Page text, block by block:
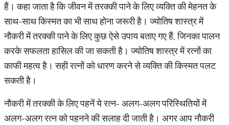
हैं। कहा जाता है कि जीवन में तरक्की पाने के लिए व्यक्ति की मेहनत के
साथ-साथ किस्मत का भी साथ होना जरूरी है। ज्योतिष शास्त्र में
नौकरी में तरक्की पाने के लिए कुछ ऐसे उपाय बताए गए हैं, जिनका पालन
करके सफलता हासिल की जा सकती है। ज्योतिष शास्त्र में रत्नों का
काफी महत्व है। सही रत्नों को धारण करने से व्यक्ति की किस्मत पलट
सकती है।
नौकरी में तरक्की के लिए पहनें ये रत्न- अलग-अलग परिस्थितियों में
अलग-अलग रत्न को पहनने की सलाह दी जाती है। अगर आप नौकरी